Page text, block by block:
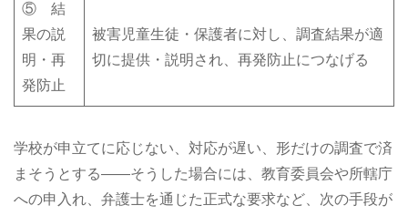
⑤ 結
果の説
明・再
発防止
被害児童生徒・保護者に対し、調査結果が適
切に提供・説明され、再発防止につなげる
学校が申立てに応じない、対応が遅い、形だけの調査で済
まそうとする――そうした場合には、教育委員会や所轄庁
への申入れ、弁護士を通じた正式な要求など、次の手段が